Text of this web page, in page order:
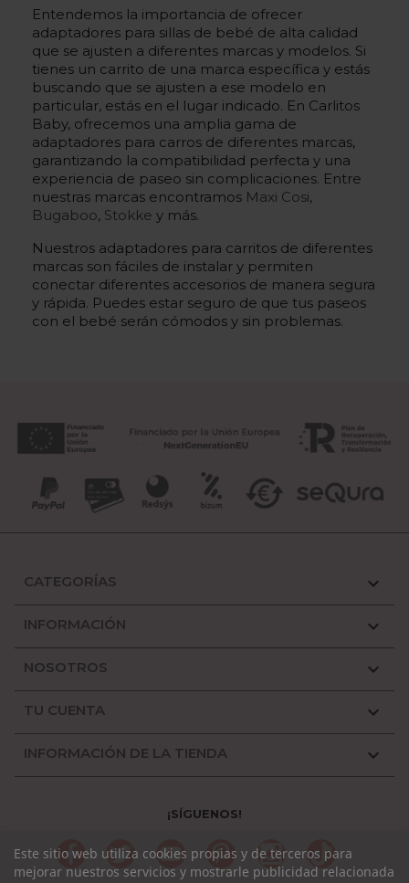
Entendemos la importancia de ofrecer
adaptadores para sillas de bebé de alta calidad
que se ajusten a diferentes marcas y modelos. Si
tienes un carrito de una marca específica y estás
buscando que se ajusten a ese modelo en
particular, estás en el lugar indicado. En Carlitos
Baby, ofrecemos una amplia gama de
adaptadores para carros de diferentes marcas,
garantizando la compatibilidad perfecta y una
experiencia de paseo sin complicaciones. Entre
nuestras marcas encontramos Maxi Cosi,
Bugaboo, Stokke y más.
Nuestros adaptadores para carritos de diferentes
marcas son fáciles de instalar y permiten
conectar diferentes accesorios de manera segura
y rápida. Puedes estar seguro de que tus paseos
con el bebé serán cómodos y sin problemas.
CATEGORÍAS 
INFORMACIÓN 
NOSOTROS 
TU CUENTA 
INFORMACIÓN DE LA TIENDA 
¡SÍGUENOS!
FacebookTwitter YouTubePinterestInstagramTikTok
Este sitio web utiliza cookies propias y de terceros para
mejorar nuestros servicios y mostrarle publicidad relacionada